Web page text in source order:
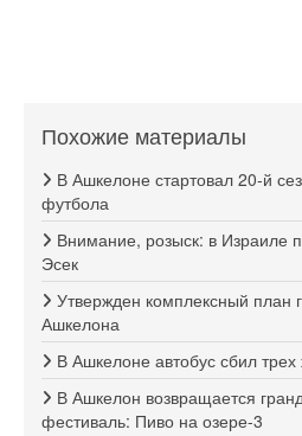
Похожие материалы
В Ашкелоне стартовал 20-й
футбола
Внимание, розыск: в Израиле
Эсек
Утвержден комплексный план
Ашкелона
В Ашкелоне автобус сбил
В Ашкелон возвращается
фестиваль: Пиво на озере-3